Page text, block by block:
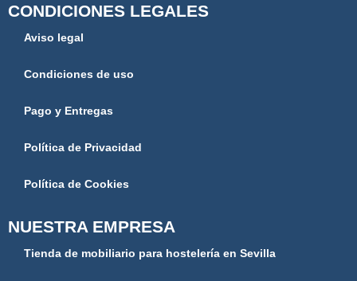
CONDICIONES LEGALES
Aviso legal
Condiciones de uso
Pago y Entregas
Política de Privacidad
Política de Cookies
NUESTRA EMPRESA
Tienda de mobiliario para hostelería en Sevilla